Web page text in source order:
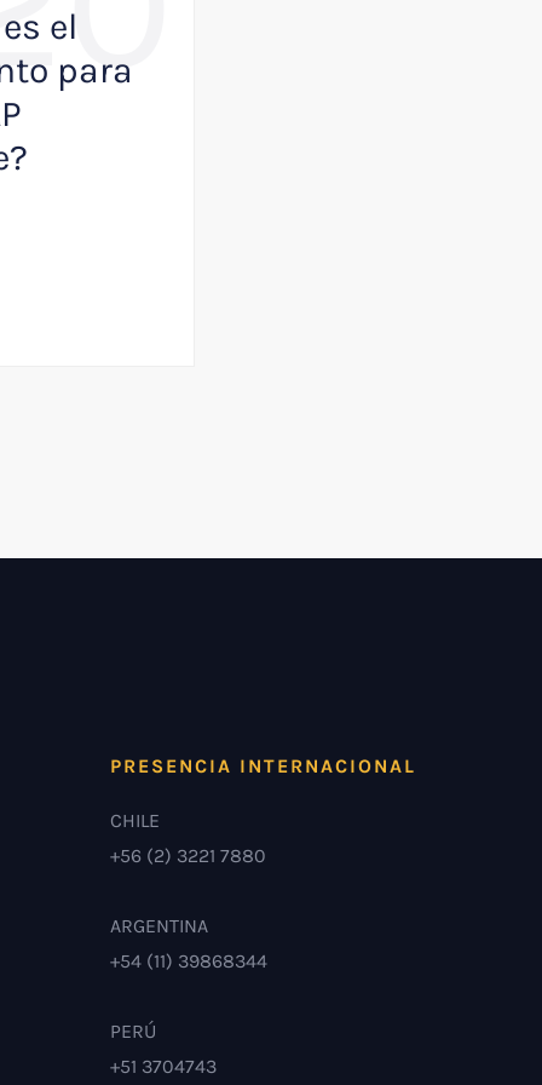
el
para
PRESENCIA INTERNACIONAL
CHILE
+56 (2) 3221 7880
ARGENTINA
+54 (11) 39868344
PERÚ
+51 3704743